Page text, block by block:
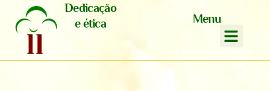
Dedicação
e ética
Menu